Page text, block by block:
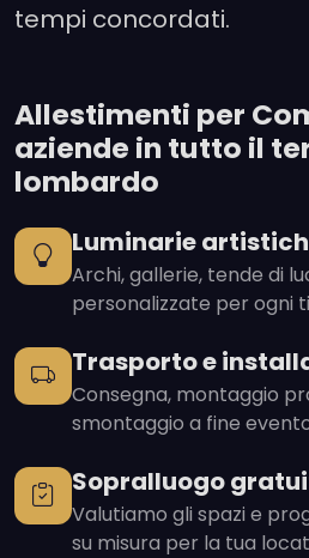
tempi concordati.
Allestimenti per
aziende in tutto il
lombardo
Luminarie
Archi, gallerie, tende di
personalizzate per ogni
Trasporto e
Consegna, montaggio
smontaggio a fine
Sopralluogo
Valutiamo gli spazi e
su misura per la tua